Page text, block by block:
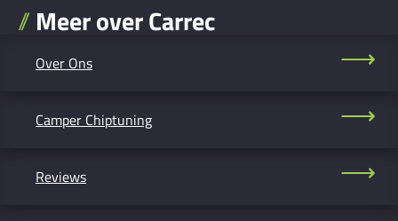
Meer over Carrec
Over Ons
Camper Chiptuning
Reviews